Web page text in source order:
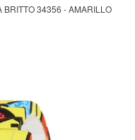
BRITTO 34356 - AMARILLO